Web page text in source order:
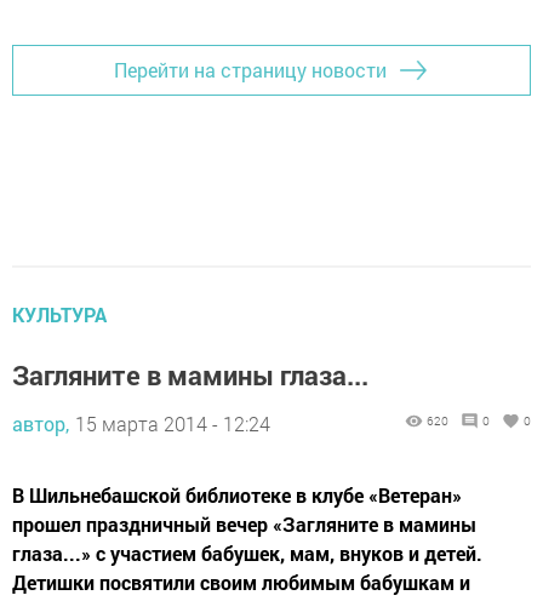
Перейти на страницу новости
КУЛЬТУРА
Загляните в мамины глаза...
автор, 15 марта 2014 - 12:24 620 0 0
В Шильнебашской библиотеке в клубе «Ветеран»
прошел праздничный вечер «Загляните в мамины
глаза...» с участием бабушек, мам, внуков и детей.
Детишки посвятили своим любимым бабушкам и